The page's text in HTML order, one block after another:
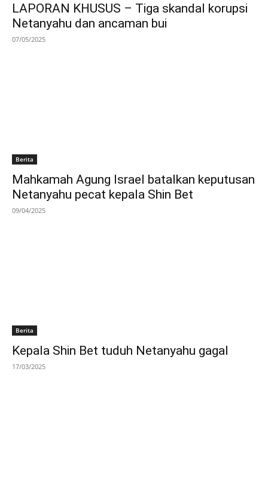
LAPORAN KHUSUS – Tiga skandal korupsi
Netanyahu dan ancaman bui
07/05/2025
Berita
Mahkamah Agung Israel batalkan keputusan
Netanyahu pecat kepala Shin Bet
09/04/2025
Berita
Kepala Shin Bet tuduh Netanyahu gagal
17/03/2025